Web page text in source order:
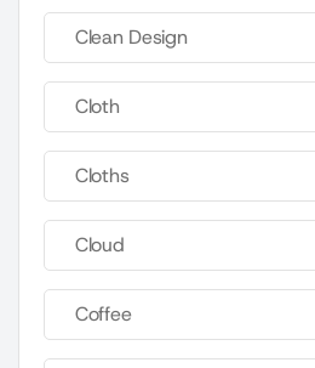
Clean Design
Cloth
Cloths
Cloud
Coffee